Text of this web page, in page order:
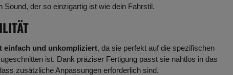
der so einzigartig ist wie dein Fahrstil.
einfach und unkompliziert, da sie perfekt auf die spezifischen
ist. Dank präziser Fertigung passt sie nahtlos in das
zusätzliche Anpassungen erforderlich sind.